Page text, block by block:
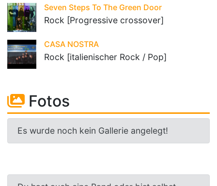
Seven Steps To The Green Door
Rock [Progressive crossover]
CASA NOSTRA
Rock [italienischer Rock / Pop]
Fotos
Es wurde noch kein Gallerie angelegt!